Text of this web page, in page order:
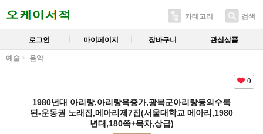
카테고리 검색
로그인 마이페이지 장바구니 관심상품
예술 음악
0
1980년대 아리랑,아리랑옥중가,광복군아리랑등의수록
된-운동권 노래집,메아리제7집(서울대학교 메아리,1980
년대,180쪽+목차,상급)